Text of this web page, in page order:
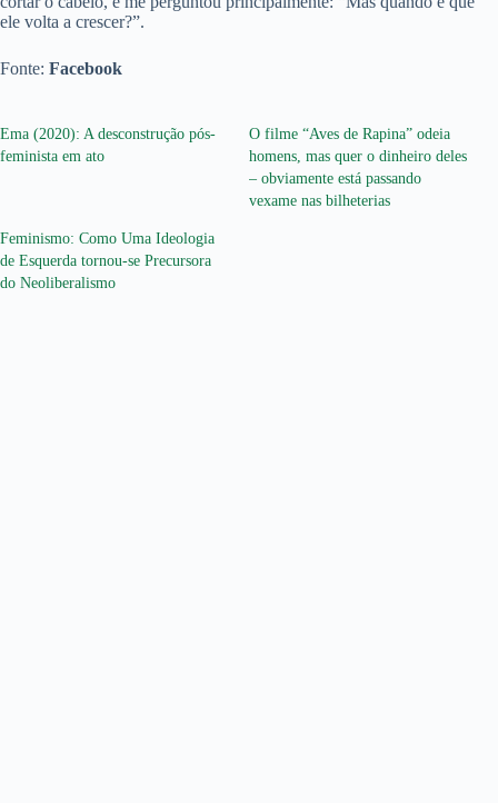
ele volta a crescer?”.
Fonte: Facebook
Ema (2020): A desconstrução pós-
feminista em ato
O filme “Aves de Rapina” odeia
homens, mas quer o dinheiro deles
– obviamente está passando
vexame nas bilheterias
Feminismo: Como Uma Ideologia
de Esquerda tornou-se Precursora
do Neoliberalismo